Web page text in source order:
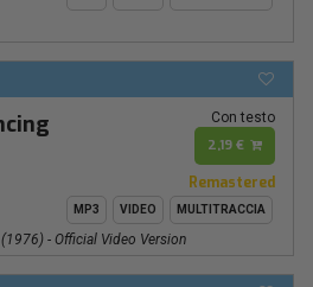
Con testo
2,19 €
Remastered
MP3 VIDEO MULTITRACCIA
- Official Video Version